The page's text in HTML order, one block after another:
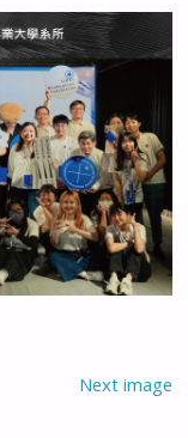
Next image